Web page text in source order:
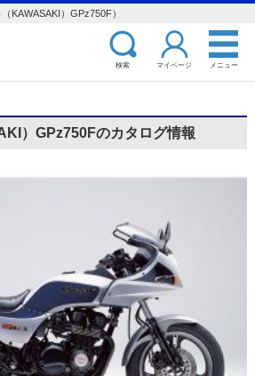
KAWASAKI）GPz750F）
検索 マイページ メニュー
）GPz750Fのカタログ情報